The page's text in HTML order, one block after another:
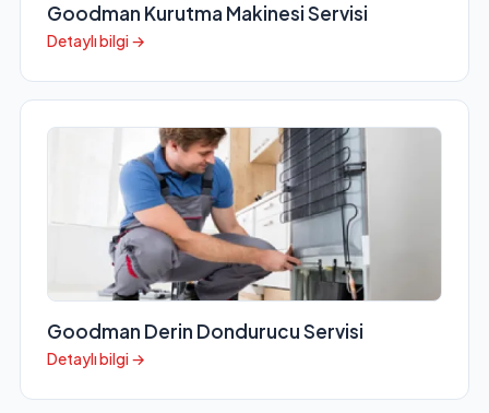
Goodman Kurutma Makinesi Servisi
Detaylı bilgi →
Goodman Derin Dondurucu Servisi
Detaylı bilgi →